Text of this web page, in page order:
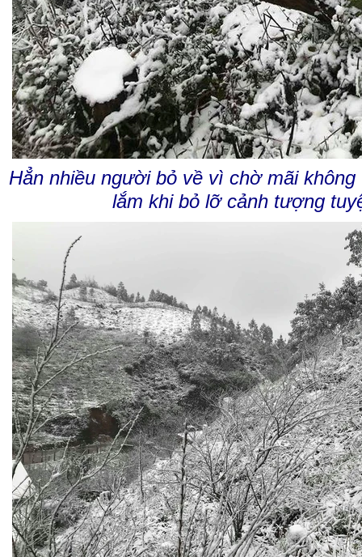
Hẳn nhiều người bỏ về vì chờ mãi
lắm khi bỏ lỡ cảnh tượng